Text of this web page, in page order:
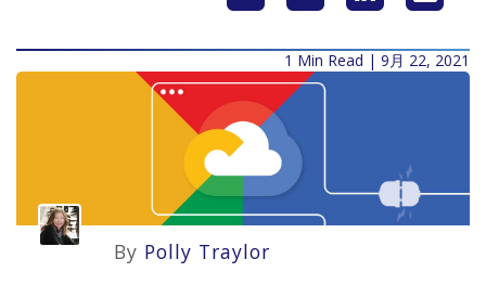
1 Min Read | 9月 22, 2021
By Polly Traylor